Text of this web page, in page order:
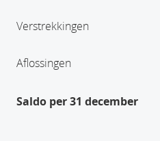
Verstrekkingen
Aflossingen
Saldo per 31 december